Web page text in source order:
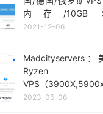
内存/10GB
间/600Mbps不限流
2021-12-06
Madcityservers：
Ryzen
VPS（
促销，可选洛杉矶、
2023-05-06